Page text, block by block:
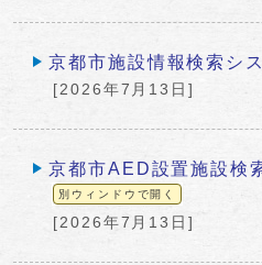
京都市施設情報検索シ
[2026年7月13日]
京都市AED設置施設検
別ウィンドウで開く
[2026年7月13日]